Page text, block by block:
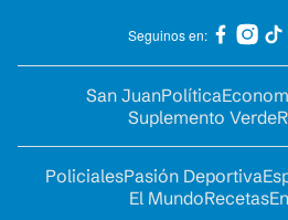
Seguinos en:
San JuanPolítica
Suplemento Verde
PolicialesPasión Deportiva
El MundoRecetas